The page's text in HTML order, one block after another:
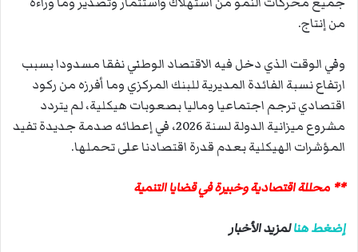
من إنتاج.
وفي الوقت الذي دخل فيه الاقتصاد الوطني نفقا مسدودا بسبب
ارتفاع نسبة الفائدة المديرية للبنك المركزي وما أفرزه من ركود
اقتصادي ترجم اجتماعيا وماليا بصعوبات هيكلية، لم يتردد
مشروع ميزانية الدولة لسنة 2026، في إعطائه صدمة جديدة تفيد
المؤشرات الهيكلية بعدم قدرة اقتصادنا على تحملها.
** محللة اقتصادية وخبيرة في قضايا التنمية
إضغط هنالمزيد الأخبار